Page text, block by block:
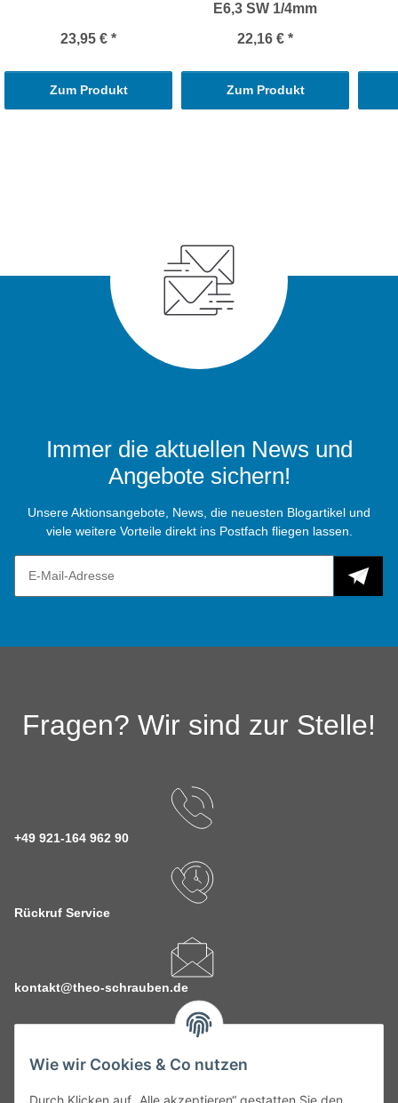
Wie wir Cookies & Co nutzen
Durch Klicken auf „Alle akzeptieren“ gestatten Sie den
23,95 € *
Zum Produkt
E6,3 SW 1/4mm
22,16 € *
Zum Produkt
Immer die aktuellen News und
Angebote sichern!
Unsere Aktionsangebote, News, die neuesten Blogartikel und
viele weitere Vorteile direkt ins Postfach fliegen lassen.
Fragen? Wir sind zur Stelle!
+49 921-164 962 90
Rückruf Service
kontakt@theo-schrauben.de